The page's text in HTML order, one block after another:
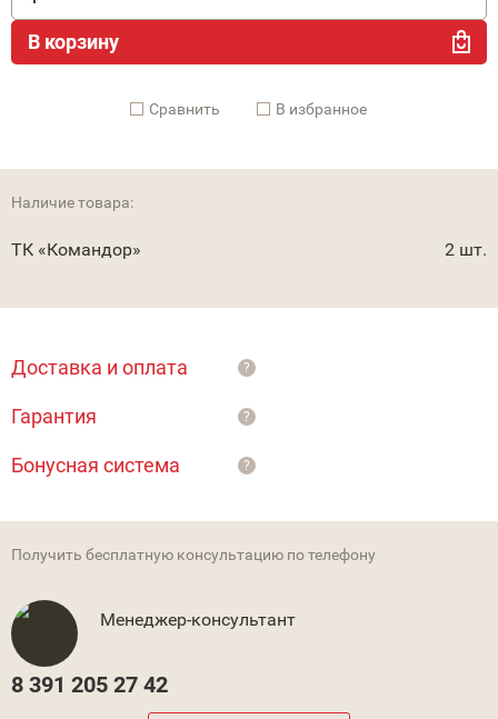
В корзину
Cравнить В избранное
Наличие товара:
ТК «Командор» 2 шт.
Доставка и оплата ?
Гарантия ?
Бонусная система ?
Получить бесплатную консультацию по телефону
Менеджер-консультант
8 391 205 27 42